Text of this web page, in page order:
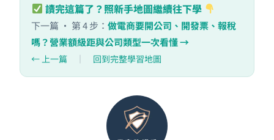
讀完這篇了？照新手地圖繼續往下學
下一篇 · 第 4 步：做電商要開公司、開發票、報稅
嗎？營業額級距與公司類型一次看懂 →
← 上一篇 ｜ 回到完整學習地圖